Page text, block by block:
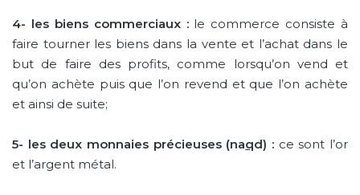
4- les biens commerciaux :le commerce consiste à
faire tourner les biens dans la vente et l’achat dans le
but de faire des profits, comme lorsqu’on vend et
qu’on achète puis que l’on revend et que l’on achète
et ainsi de suite;
5- les deux monnaies précieuses (naqd) : ce sont l’or
et l’argent métal.